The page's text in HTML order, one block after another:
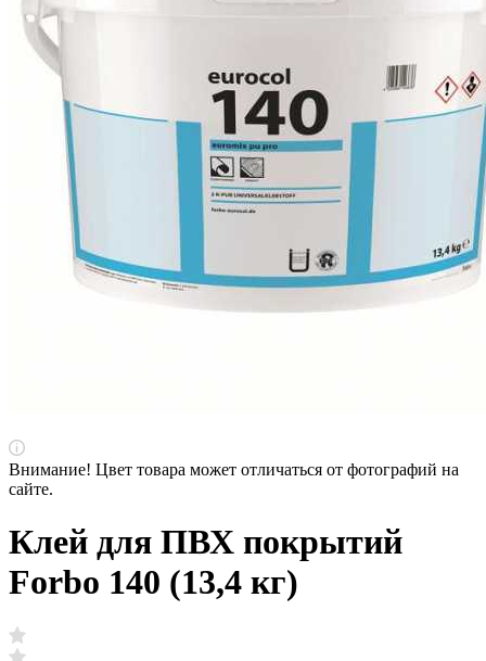
Внимание! Цвет товара может отличаться от фотографий на
сайте.
Клей для ПВХ покрытий
Forbo 140 (13,4 кг)